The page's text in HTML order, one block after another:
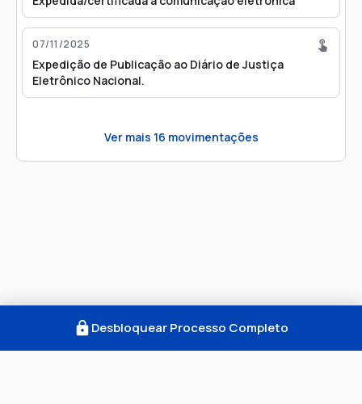
07/11/2025
Expedição de Publicação ao Diário de Justiça
Eletrônico Nacional.
Ver mais 16 movimentações
Desbloquear Processo Completo